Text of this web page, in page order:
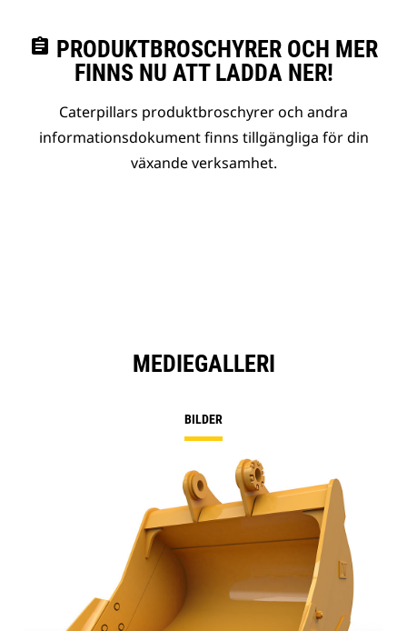
assignment PRODUKTBROSCHYRER OCH MER
FINNS NU ATT LADDA NER!
Caterpillars produktbroschyrer och andra
informationsdokument finns tillgängliga för din
växande verksamhet.
MEDIEGALLERI
BILDER